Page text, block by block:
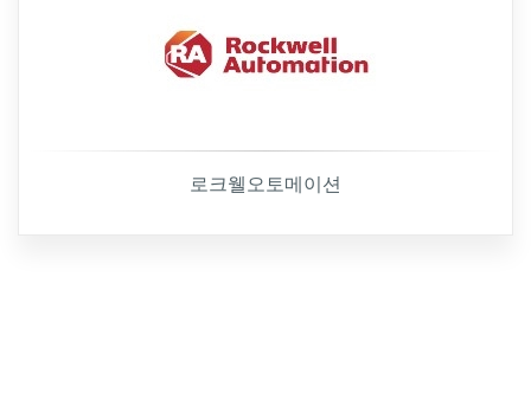
로크웰오토메이션